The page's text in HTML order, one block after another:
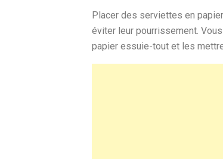
Placer des serviettes en
éviter leur pourrissement.
papier essuie-tout et les